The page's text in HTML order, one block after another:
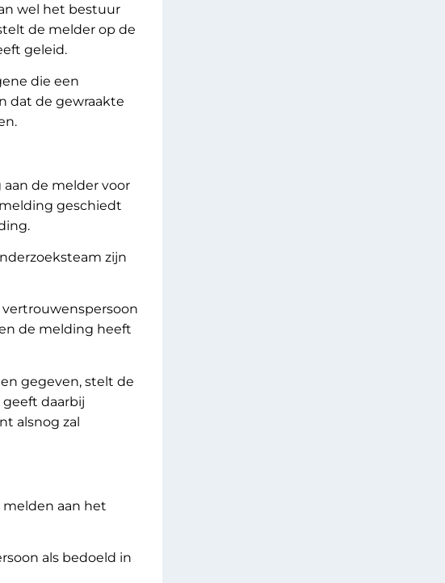
wel het bestuur
de melder op de
geleid.
die een
dat de gewraakte
de melder voor
geschiedt
zijn
de melding heeft
gegeven, stelt de
daarbij
alsnog zal
aan het
als bedoeld in